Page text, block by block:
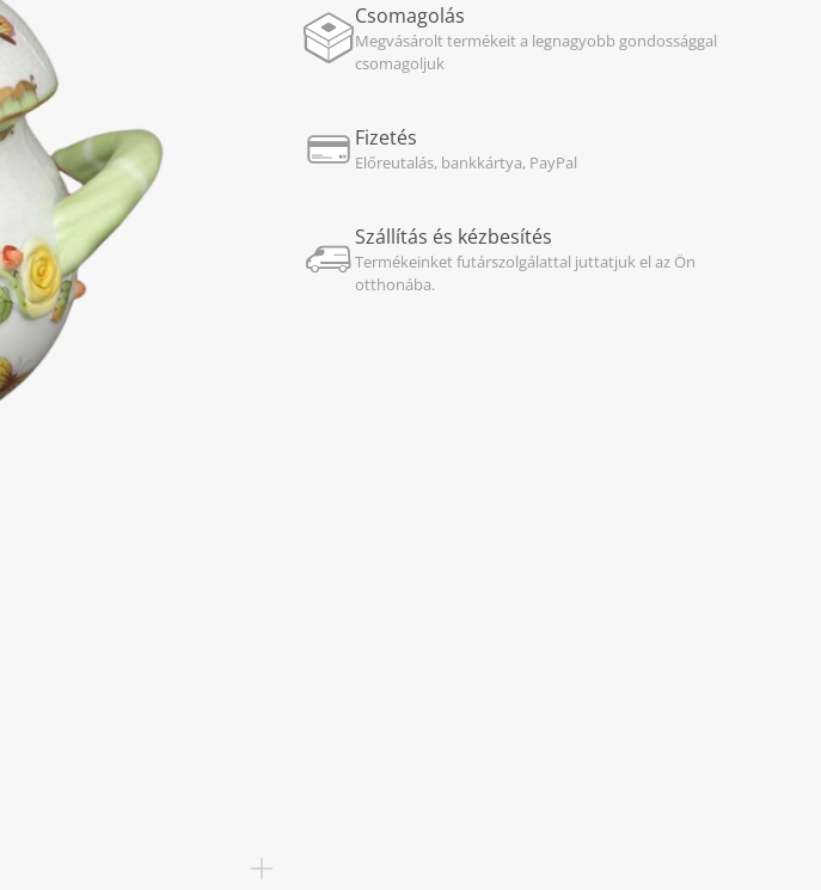
Csomagolás
Megvásárolt termékeit a legnagyobb gondossággal
csomagoljuk
Fizetés
Előreutalás, bankkártya, PayPal
Szállítás és kézbesítés
Termékeinket futárszolgálattal juttatjuk el az Ön
otthonába.